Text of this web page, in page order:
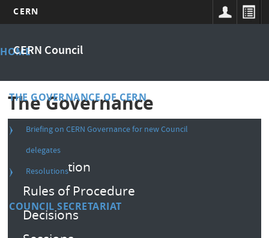
main
CERN
CERN Council
Main
HOME
THE GOVERNANCE OF CERN
Briefing on CERN Governance for new Council
delegates
Resolutions
COUNCIL SECRETARIAT
The Governance
Composition
Convention
Rules of Procedure
Decisions